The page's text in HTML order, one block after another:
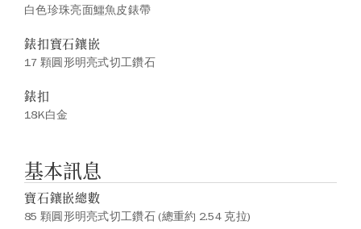
白色珍珠亮面鱷魚皮錶帶
錶扣寶石鑲嵌
17 顆圓形明亮式切工鑽石
錶扣
18K白金
基本訊息
寶石鑲嵌總數
85 顆圓形明亮式切工鑽石 (總重約 2.54 克拉)